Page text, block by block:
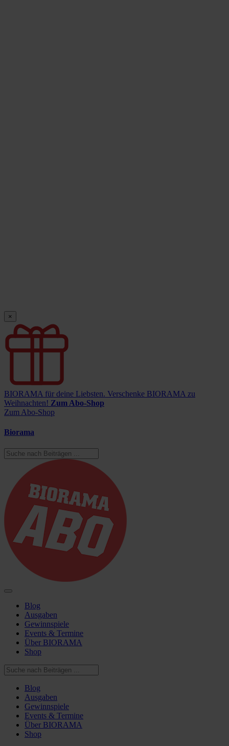
×
BIORAMA für deine Liebsten. Verschenke BIORAMA zu
Weihnachten! Zum Abo-Shop
Zum Abo-Shop
Biorama
Blog
Ausgaben
Gewinnspiele
Events & Termine
Über BIORAMA
Shop
Blog
Ausgaben
Gewinnspiele
Events & Termine
Über BIORAMA
Shop